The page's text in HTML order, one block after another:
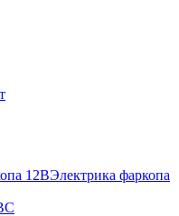
12ВЭлектрика фаркопа